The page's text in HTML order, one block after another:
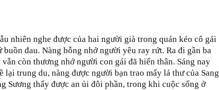
nhiên nghe được của hai người già trong quán kéo cô gái
đau. Nàng bỗng nhớ người yêu ray rứt. Ra đi gần ba
vẫn còn thương nhớ người con gái đã hiến thân. Sáng nay
lại trung du, nàng được người bạn trao mấy lá thư của Sang
Sương thấy được an ủi đôi phần, trong khi cuộc sống ở